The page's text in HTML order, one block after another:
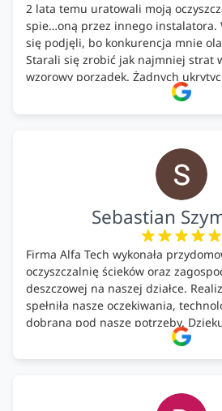
2 lata temu uratowali moją
spie…oną przez innego instalatora.
się podjęli, bo konkurencja mnie
Starali się zrobić jak najmniej strat
wzorowy porządek. Żadnych
kosztów. Zaskoczenie. Kontakt
pomontażowa również OK. A ich
Sebastian
Firma Alfa Tech wykonała
oczyszczalnię ścieków oraz
deszczowej na naszej działce.
spełniła nasze oczekiwania,
dobrana pod nasze potrzeby.
wykonany montaż w świetnej